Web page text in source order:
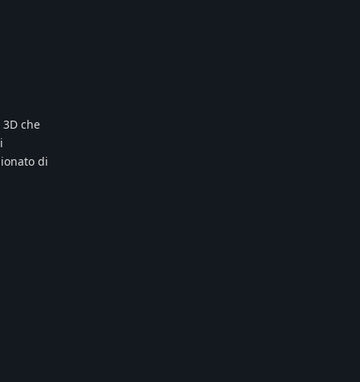
che
di